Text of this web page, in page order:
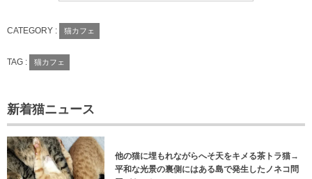
CATEGORY : 猫カフェ
TAG : 猫カフェ
新着猫ニュース
他の猫に埋もれながらへそ天をキメる茶トラ猫→
平和な光景の裏側にはある島で発生したノネコ問